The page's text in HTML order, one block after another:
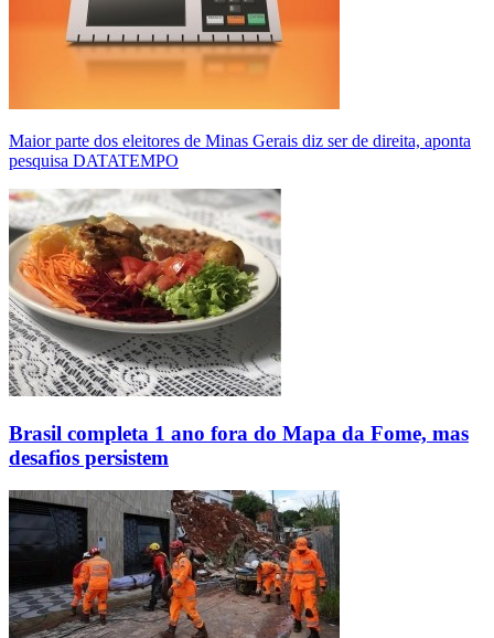
Maior parte dos eleitores de Minas Gerais diz ser de direita, aponta
pesquisa DATATEMPO
Brasil completa 1 ano fora do Mapa da Fome, mas
desafios persistem